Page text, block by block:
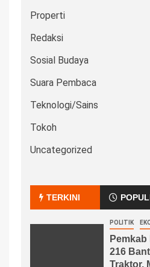
Properti
Redaksi
Sosial Budaya
Suara Pembaca
Teknologi/Sains
Tokoh
Uncategorized
TERKINI
POLITIK
216
Traktor,